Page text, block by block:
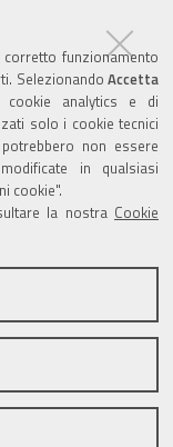
funzionamento
Selezionando Accetta
analytics e di
solo i cookie tecnici
non essere
in qualsiasi
cookie".
la nostra Cookie
sito